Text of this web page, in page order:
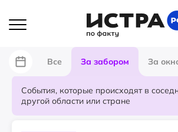
Все За забором За
События, которые происходят в
другой области или стране